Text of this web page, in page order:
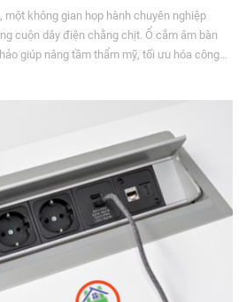
một không gian họp hành chuyên nghiệp
cuộn dây điện chằng chịt. Ổ cắm âm bàn
giúp nâng tầm thẩm mỹ, tối ưu hóa công